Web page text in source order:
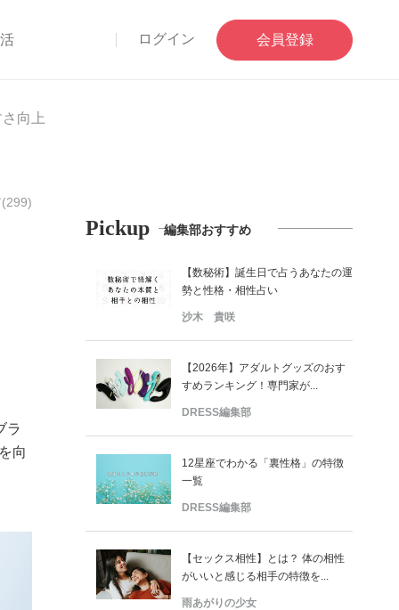
ログイン 会員登録
向上
ラ
向
Pickup 編集部おすすめ
【数秘術】誕生日で占うあなたの運
勢と性格・相性占い
沙木 貴咲
【2026年】アダルトグッズのおす
すめランキング！専門家が...
DRESS編集部
12星座でわかる「裏性格」の特徴
一覧
DRESS編集部
【セックス相性】とは？ 体の相性
がいいと感じる相手の特徴を...
雨あがりの少女